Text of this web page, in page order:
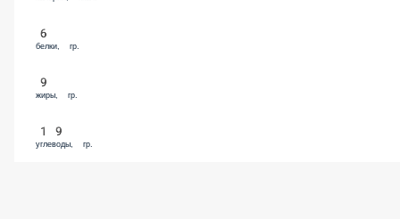
6
белки, гр.
9
жиры, гр.
19
углеводы, гр.